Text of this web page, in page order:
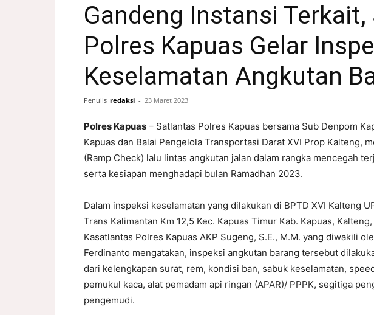
Gandeng Instansi
Polres Kapuas Gelar
Keselamatan Angkutan
Penulis redaksi - 23 Maret 2023
Polres Kapuas – Satlantas Polres Kapuas bersama Sub Denpom
Kapuas dan Balai Pengelola Transportasi Darat XVI Prop Kalteng,
(Ramp Check) lalu lintas angkutan jalan dalam rangka mencegah
serta kesiapan menghadapi bulan Ramadhan 2023.
Dalam inspeksi keselamatan yang dilakukan di BPTD XVI Kalteng
Trans Kalimantan Km 12,5 Kec. Kapuas Timur Kab. Kapuas,
Kasatlantas Polres Kapuas AKP Sugeng, S.E., M.M. yang diwakili
Ferdinanto mengatakan, inspeksi angkutan barang tersebut
dari kelengkapan surat, rem, kondisi ban, sabuk keselamatan,
pemukul kaca, alat pemadam api ringan (APAR)/ PPPK, segitiga
pengemudi.